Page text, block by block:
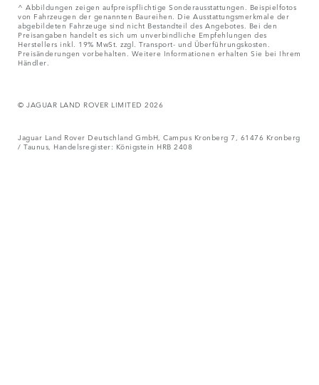
^ Abbildungen zeigen aufpreispflichtige Sonderausstattungen. Beispielfotos
von Fahrzeugen der genannten Baureihen. Die Ausstattungsmerkmale der
abgebildeten Fahrzeuge sind nicht Bestandteil des Angebotes. Bei den
Preisangaben handelt es sich um unverbindliche Empfehlungen des
Herstellers inkl. 19% MwSt. zzgl. Transport- und Überführungskosten.
Preisänderungen vorbehalten. Weitere Informationen erhalten Sie bei Ihrem
Händler.
© JAGUAR LAND ROVER LIMITED 2026
Jaguar Land Rover Deutschland GmbH, Campus Kronberg 7, 61476 Kronberg
/ Taunus, Handelsregister: Königstein HRB 2408